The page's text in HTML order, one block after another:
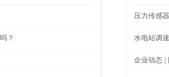
？
压力传感
水电站调
企业动态 |